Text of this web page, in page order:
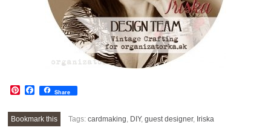
Pinterest
Facebook
Share
Bookmark this Tags:cardmaking DIY,guest designer, Iriska